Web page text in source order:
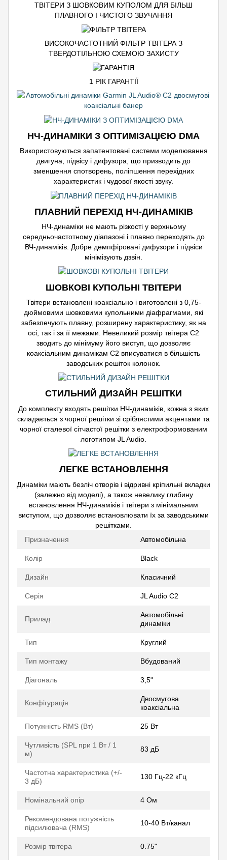
ТВІТЕРИ З ШОВКОВИМ КУПОЛОМ ДЛЯ БІЛЬШ
ПЛАВНОГО І ЧИСТОГО ЗВУЧАННЯ
ВИСОКОЧАСТОТНИЙ ФІЛЬТР ТВІТЕРА З
ТВЕРДОТІЛЬНОЮ СХЕМОЮ ЗАХИСТУ
1 РІК ГАРАНТІЇ
НЧ-ДИНАМІКИ З ОПТИМІЗАЦІЄЮ DMA
Використовуються запатентовані системи моделювання
двигуна, підвісу і дифузора, що призводить до
зменшення спотворень, поліпшення перехідних
характеристик і чудової якості звуку.
ПЛАВНИЙ ПЕРЕХІД НЧ-ДИНАМІКІВ
НЧ-динаміки не мають різкості у верхньому
середньочастотному діапазоні і плавно переходять до
ВЧ-динаміків. Добре демпфіровані дифузори і підвіси
мінімізують дзвін.
ШОВКОВІ КУПОЛЬНІ ТВІТЕРИ
Твітери встановлені коаксіально і виготовлені з 0,75-
дюймовими шовковими купольними діафрагмами, які
забезпечують плавну, розширену характеристику, як на
осі, так і за її межами. Невеликий розмір твітера C2
зводить до мінімуму його виступ, що дозволяє
коаксіальним динамікам C2 вписуватися в більшість
заводських решіток колонок.
СТИЛЬНИЙ ДИЗАЙН РЕШІТКИ
До комплекту входять решітки НЧ-динаміків, кожна з яких
складається з чорної решітки зі сріблястими акцентами та
чорної сталевої сітчастої решітки з електроформованим
логотипом JL Audio.
ЛЕГКЕ ВСТАНОВЛЕННЯ
Динаміки мають безліч отворів і відривні кріпильні вкладки
(залежно від моделі), а також невелику глибину
встановлення НЧ-динаміків і твітери з мінімальним
виступом, що дозволяє встановлювати їх за заводськими
решітками.
Призначення
Автомобільна
Колір Black
Дизайн Класичний
Серія JL Audio C2
Прилад
Автомобільні
динаміки
Тип Круглий
Тип монтажу Вбудований
Діагональ 3,5"
Конфігурація
Двосмугова
коаксіальна
Потужність RMS (Вт) 25 Вт
Чутливість (SPL при 1 Вт / 1
м)
83 дБ
Частотна характеристика (+/-
3 дБ)
130 Гц-22 кГц
Номінальний опір 4 Ом
Рекомендована потужність
підсилювача (RMS)
10-40 Вт/канал
Розмір твітера 0.75"